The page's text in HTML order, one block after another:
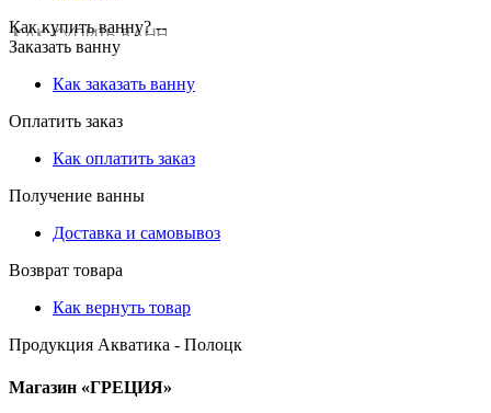
Как купить ванну? --
Заказать ванну
Как заказать ванну
Оплатить заказ
Как оплатить заказ
Получение ванны
Доставка и самовывоз
Возврат товара
Как вернуть товар
Продукция Акватика - Полоцк
Магазин «ГРЕЦИЯ»